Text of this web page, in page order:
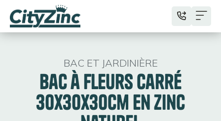
Bac à fleurs carré
30x30x30cm en zinc
BAC ET JARDINIÈRE